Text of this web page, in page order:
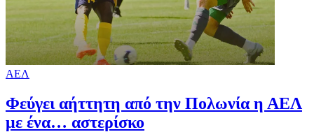
ΑΕΛ
Φεύγει αήττητη από την Πολωνία η ΑΕΛ
με ένα… αστερίσκο